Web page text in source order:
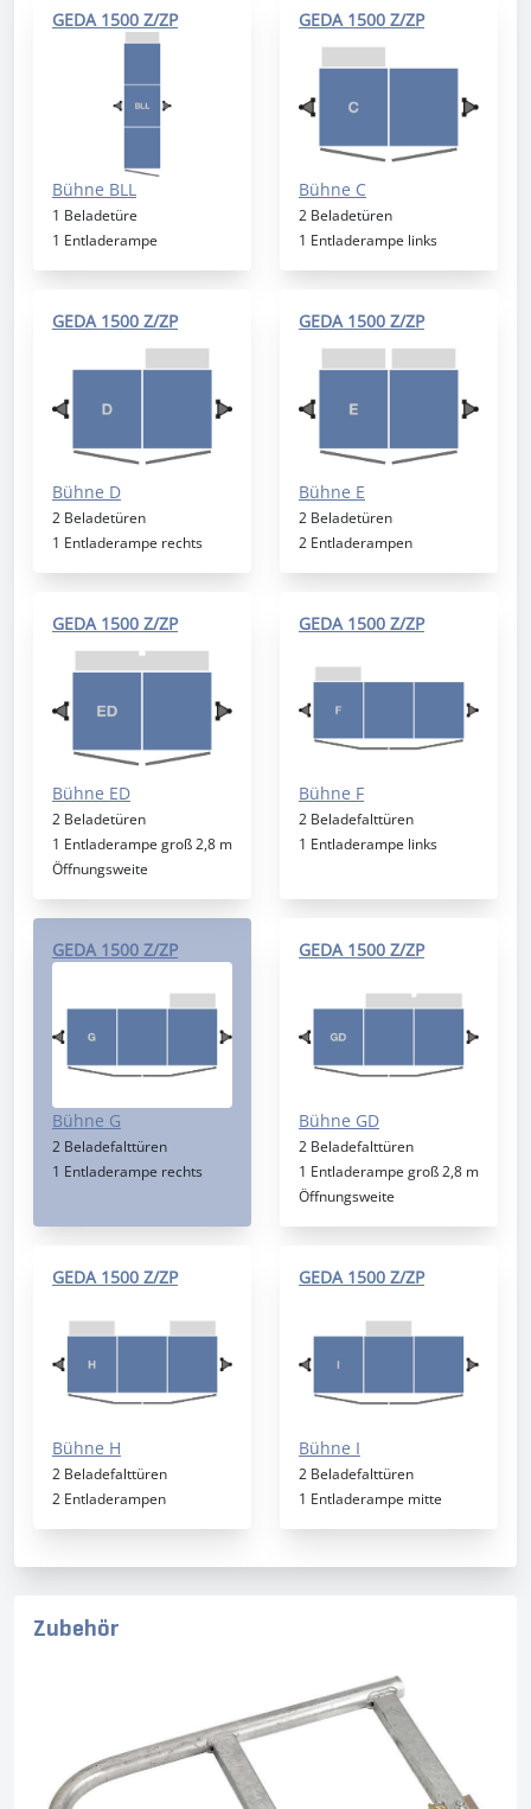
GEDA 1500 Z/ZP
Bühne BLL
1 Beladetüre
1 Entladerampe
GEDA 1500 Z/ZP
Bühne C
2 Beladetüren
1 Entladerampe links
GEDA 1500 Z/ZP
Bühne D
2 Beladetüren
1 Entladerampe rechts
GEDA 1500 Z/ZP
Bühne E
2 Beladetüren
2 Entladerampen
GEDA 1500 Z/ZP
Bühne ED
2 Beladetüren
1 Entladerampe groß 2,8 m
Öffnungsweite
GEDA 1500 Z/ZP
Bühne F
2 Beladefalttüren
1 Entladerampe links
GEDA 1500 Z/ZP
Bühne G
2 Beladefalttüren
1 Entladerampe rechts
GEDA 1500 Z/ZP
Bühne GD
2 Beladefalttüren
1 Entladerampe groß 2,8 m
Öffnungsweite
GEDA 1500 Z/ZP
Bühne H
2 Beladefalttüren
2 Entladerampen
GEDA 1500 Z/ZP
Bühne I
2 Beladefalttüren
1 Entladerampe mitte
Zubehör